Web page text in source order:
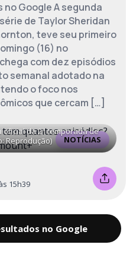
Google A segunda
de Taylor Sheridan
teve seu primeiro
(16) no
com dez episódios
semanal adotado na
o foco nos
que cercam […]
NOTÍCIAS
da 2ª temporada de
Reprodução)
15h39
no Google